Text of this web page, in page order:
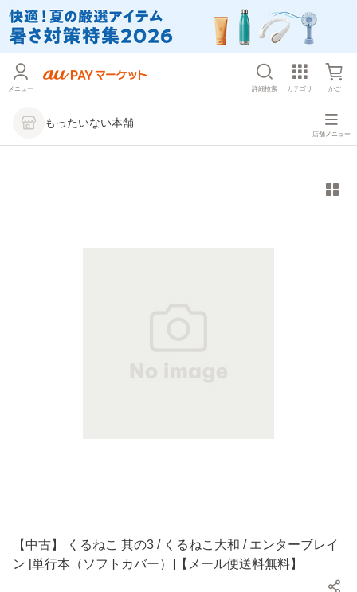
メニュー 詳細検索 カテゴリ かご
もったいない本舗
店舗メニュー
【中古】 くるねこ 其の3 / くるねこ大和 / エンターブレイ
ン [単行本（ソフトカバー）]【メール便送料無料】